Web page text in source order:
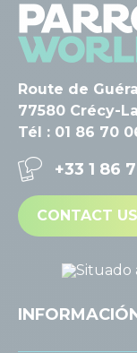
Route de
77580 Crécy-
Tél : 01 86 70
+33 1 86
CONTACT US